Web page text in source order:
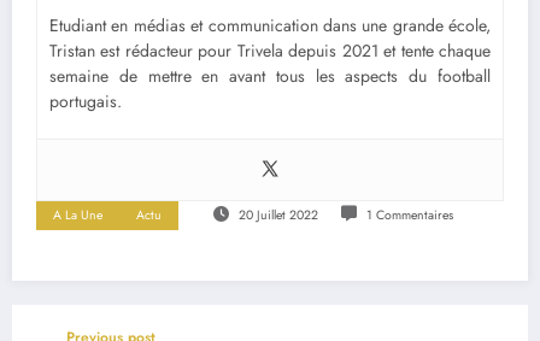
Etudiant en médias et communication dans une grande école,
Tristan est rédacteur pour Trivela depuis 2021 et tente chaque
semaine de mettre en avant tous les aspects du football
portugais.
A La Une Actu 20 Juillet 2022 1 Commentaires